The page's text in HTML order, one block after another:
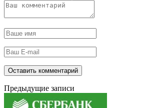
Предыдущие записи